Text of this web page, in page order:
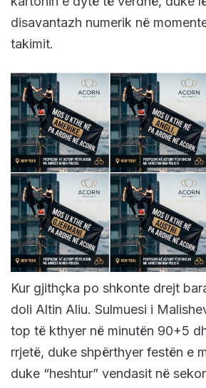
disavantazh numerik në
takimit.
Kur gjithçka po shkonte drejt
doli Altin Aliu. Sulmuesi i
top të kthyer në minutën 90+5
rrjetë, duke shpërthyer festën e
duke “heshtur” vendasit në